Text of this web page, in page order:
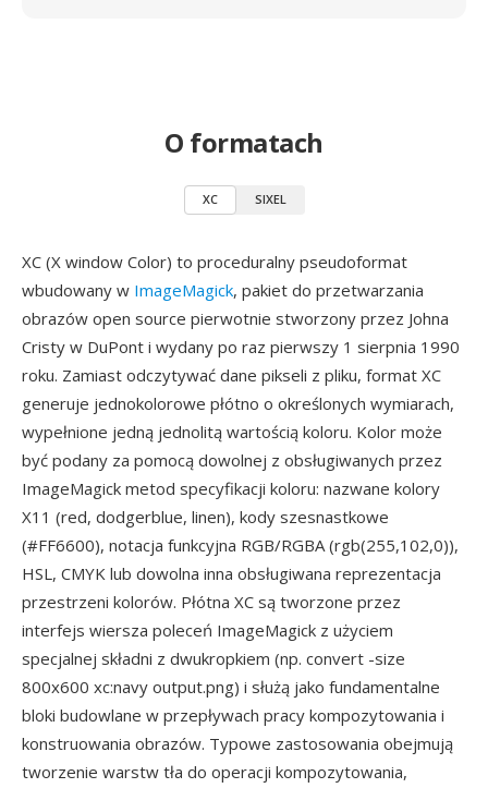
O formatach
XC SIXEL
XC (X window Color) to proceduralny pseudoformat
wbudowany w ImageMagick, pakiet do przetwarzania
obrazów open source pierwotnie stworzony przez Johna
Cristy w DuPont i wydany po raz pierwszy 1 sierpnia 1990
roku. Zamiast odczytywać dane pikseli z pliku, format XC
generuje jednokolorowe płótno o określonych wymiarach,
wypełnione jedną jednolitą wartością koloru. Kolor może
być podany za pomocą dowolnej z obsługiwanych przez
ImageMagick metod specyfikacji koloru: nazwane kolory
X11 (red, dodgerblue, linen), kody szesnastkowe
(#FF6600), notacja funkcyjna RGB/RGBA (rgb(255,102,0)),
HSL, CMYK lub dowolna inna obsługiwana reprezentacja
przestrzeni kolorów. Płótna XC są tworzone przez
interfejs wiersza poleceń ImageMagick z użyciem
specjalnej składni z dwukropkiem (np. convert -size
800x600 xc:navy output.png) i służą jako fundamentalne
bloki budowlane w przepływach pracy kompozytowania i
konstruowania obrazów. Typowe zastosowania obejmują
tworzenie warstw tła do operacji kompozytowania,